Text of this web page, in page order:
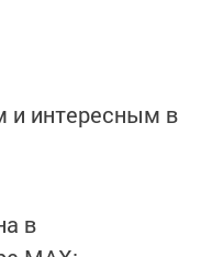
интересным в
в